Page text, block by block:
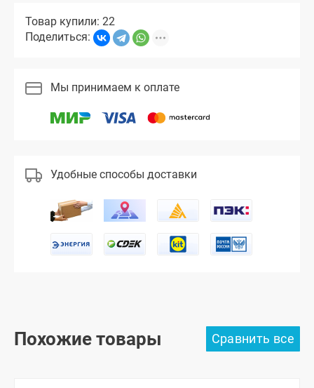
Товар купили: 22
Поделиться:
Мы принимаем к оплате
Удобные способы доставки
Похожие товары